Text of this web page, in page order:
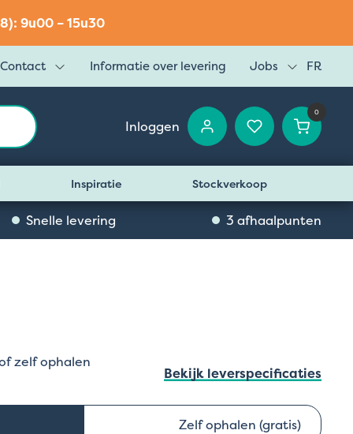
9u00 – 15u30
Contact Informatie over levering Jobs FR
Inloggen
0
Inspiratie Stockverkoop
Snelle levering 3 afhaalpunten
zelf ophalen
Bekijk leverspecificaties
Zelf ophalen (gratis)